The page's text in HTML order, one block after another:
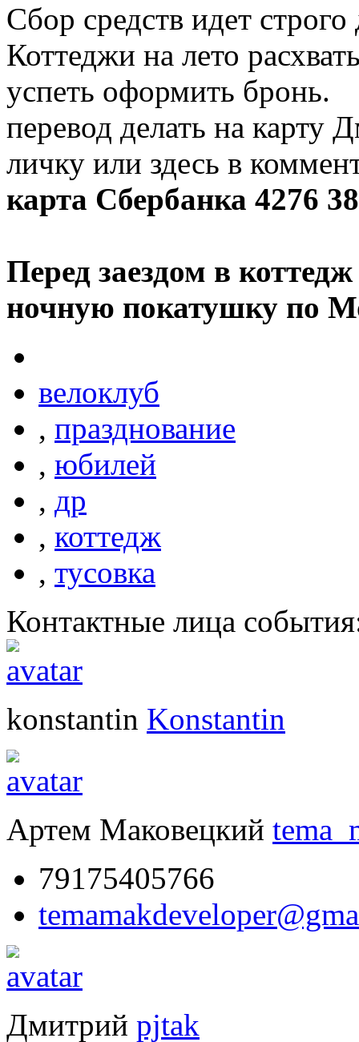
Сбор средств идет
Коттеджи на лето
успеть оформить бронь.
перевод делать на карту
личку или здесь в
карта Сбербанка 4276
Перед заездом в
ночную покатушку по
велоклуб
, празднование
, юбилей
, др
, коттедж
, тусовка
Контактные лица
konstantin Konstantin
Артем Маковецкий
79175405766
Дмитрий pjtak